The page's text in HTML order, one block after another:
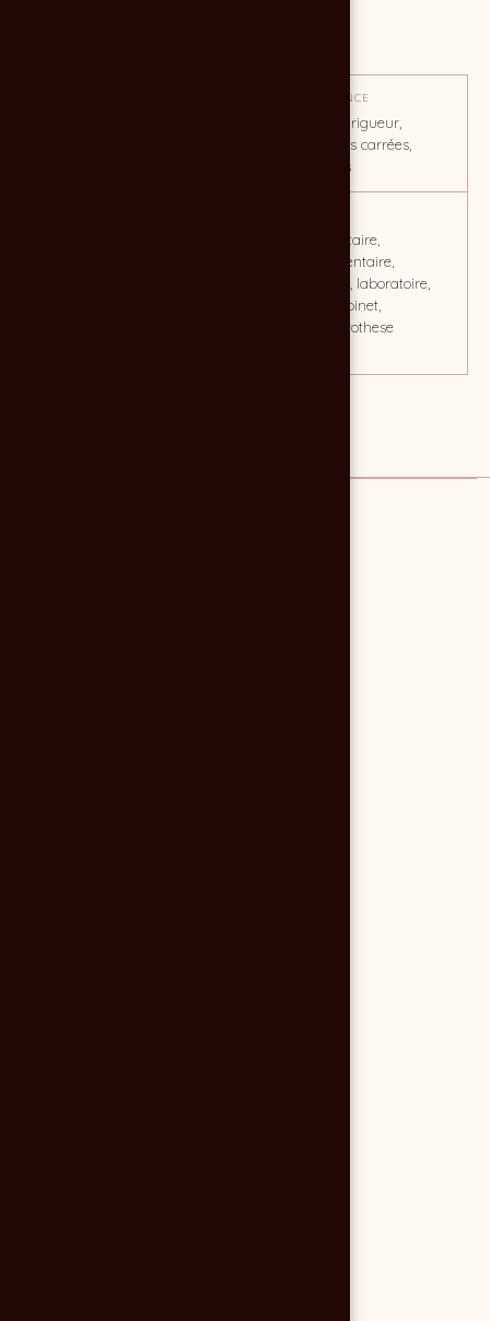
TON / AMBIANCE
Minimalisme, rigueur,
solidité, formes carrées,
géométriques
prothèse dentaire,
laboratoire dentaire,
implantologie, laboratoire,
bordeaux, cabinet,
laboratoire prothese